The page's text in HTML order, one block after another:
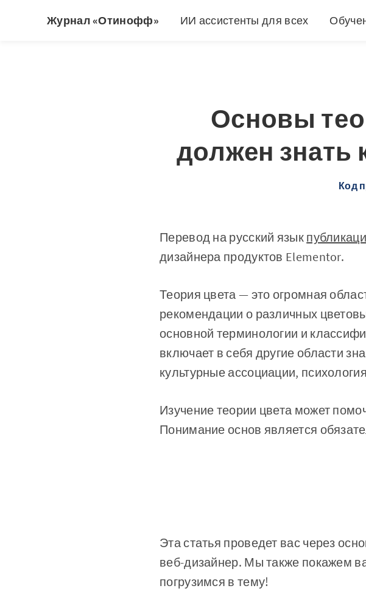
Журнал «Отинофф» ИИ ассистенты для всех
Основы
должен знать
Код
Перевод на русский язык
дизайнера продуктов Elementor.
Теория цвета — это огромная
рекомендации о различных
основной терминологии и
включает в себя другие области
культурные ассоциации,
Изучение теории цвета может
Понимание основ является
Эта статья проведет вас через
веб-дизайнер. Мы также покажем
погрузимся в тему!